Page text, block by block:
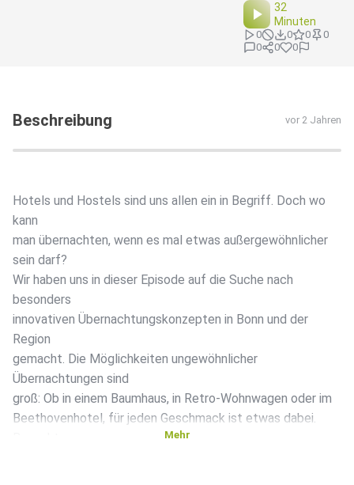
32
Minuten
0 0 0
0
0
0 0
Beschreibung vor 2 Jahren
Hotels und Hostels sind uns allen ein in Begriff. Doch wo
kann
man übernachten, wenn es mal etwas außergewöhnlicher
sein darf?
Wir haben uns in dieser Episode auf die Suche nach
besonders
innovativen Übernachtungskonzepten in Bonn und der
Region
gemacht. Die Möglichkeiten ungewöhnlicher
Übernachtungen sind
groß: Ob in einem Baumhaus, in Retro-Wohnwagen oder im
Beethovenhotel, für jeden Geschmack ist etwas dabei.
Mehr